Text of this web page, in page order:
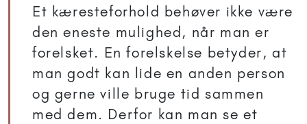
Et kæresteforhold behøver ikke være
den eneste mulighed, når man er
forelsket. En forelskelse betyder, at
man godt kan lide en anden person
og gerne ville bruge tid sammen
med dem. Derfor kan man se et